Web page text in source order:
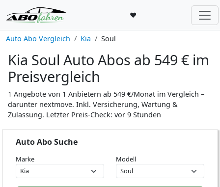
♥
Auto Abo Vergleich Kia Soul
Kia Soul Auto Abos ab 549 € im
Preisvergleich
1 Angebote von 1 Anbietern ab 549 €/Monat im Vergleich –
darunter nextmove. Inkl. Versicherung, Wartung &
Zulassung. Letzter Preis-Check: vor 9 Stunden
Auto Abo Suche
Marke Modell